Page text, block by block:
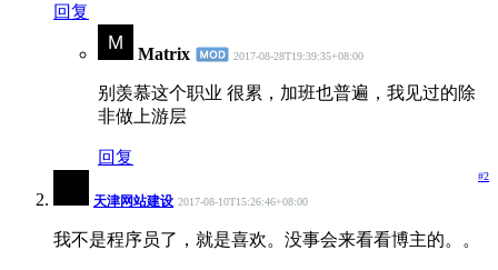
回复
Matrix 2017-08-28T19:39:35+08:00
别羡慕这个职业 很累，加班也普遍，我见过的除
非做上游层
回复
天津网站建设 2017-08-10T15:26:46+08:00
#2
我不是程序员了，就是喜欢。没事会来看看博主的。。